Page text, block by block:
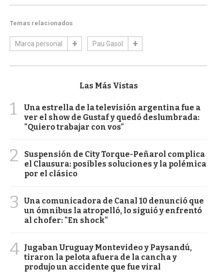
Temas relacionados
Marca personal Pau Gasol
Las Más Vistas
1
Una estrella de la televisión argentina fue a
ver el show de Gustaf y quedó deslumbrada:
"Quiero trabajar con vos"
2
Suspensión de City Torque-Peñarol complica
el Clausura: posibles soluciones y la polémica
por el clásico
3
Una comunicadora de Canal 10 denunció que
un ómnibus la atropelló, lo siguió y enfrentó
al chofer: "En shock"
4 Jugaban Uruguay Montevideo y Paysandú,
tiraron la pelota afuera de la cancha y
produjo un accidente que fue viral